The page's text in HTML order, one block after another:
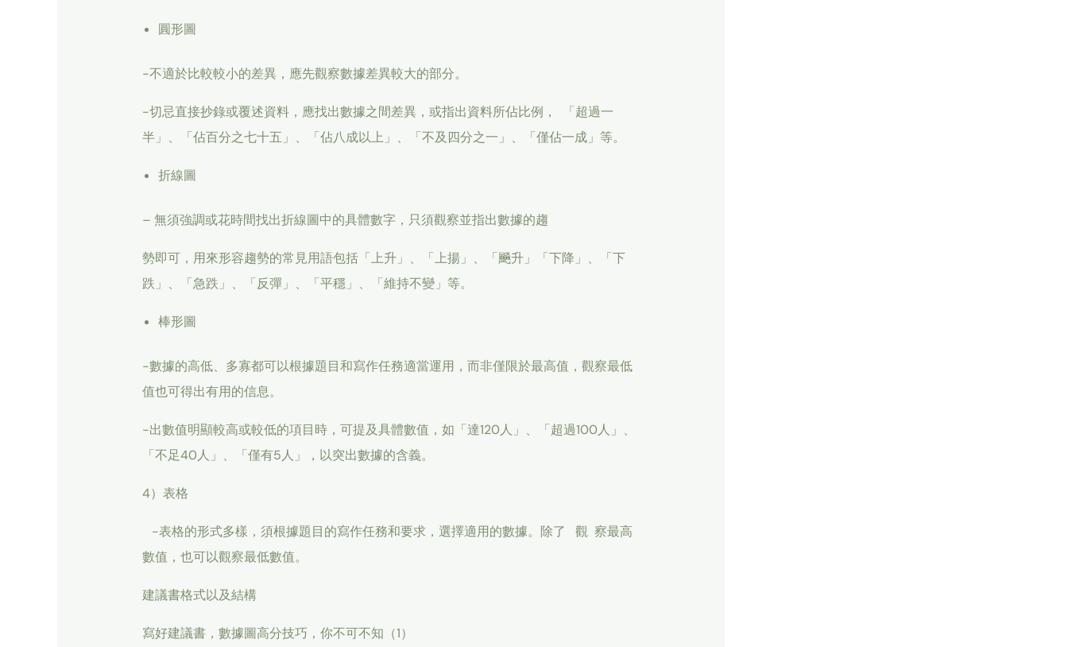
圓形圖
-不適於比較較小的差異，應先觀察數據差異較大的部分。
-切忌直接抄錄或覆述資料，應找出數據之間差異，或指出資料所佔比例， 「超過一
半」、「佔百分之七十五」、「佔八成以上」、「不及四分之一」、「僅佔一成」等。
折線圖
– 無須強調或花時間找出折線圖中的具體數字，只須觀察並指出數據的趨
勢即可，用來形容趨勢的常見用語包括「上升」、「上揚」、「飈升」「下降」、「下
跌」、「急跌」、「反彈」、「平穩」、「維持不變」等。
棒形圖
-數據的高低、多寡都可以根據題目和寫作任務適當運用，而非僅限於最高值，觀察最低
值也可得出有用的信息。
-出數值明顯較高或較低的項目時，可提及具體數值，如「達120人」、「超過100人」、
「不足40人」、「僅有5人」，以突出數據的含義。
4）表格
-表格的形式多樣，須根據題目的寫作任務和要求，選擇適用的數據。除了 觀 察最高
數值，也可以觀察最低數值。
建議書格式以及結構
寫好建議書，數據圖高分技巧，你不可不知（1）